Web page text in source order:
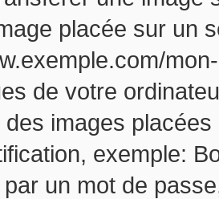
placée sur un
de votre
des images
exemple:
un mot de